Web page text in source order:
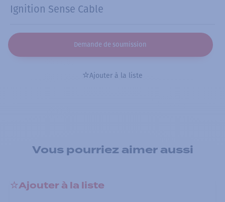
Ignition Sense Cable
Demande de soumission
Ajouter à la liste
Vous pourriez aimer aussi
Ajouter à la liste